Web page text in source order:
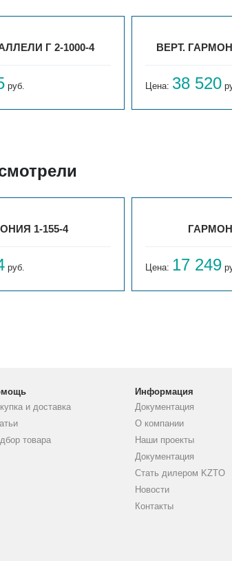
Г 2-1000-4
руб.
ВЕРТ.
Цена: 38 520
1-155-4
руб. Цена: 17 249
и доставка
товара
Информация
Документация
О компании
Наши проекты
Документация
Стать дилером KZTO
Новости
Контакты